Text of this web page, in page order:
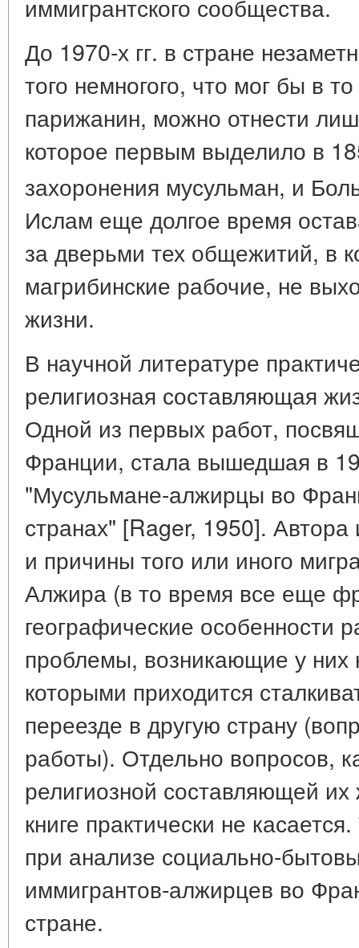
иммигрантского сообщества.
До 1970-х гг. в стране
того немногого, что мог бы в
парижанин, можно отнести
которое первым выделило в
захоронения мусульман, и
Ислам еще долгое время
за дверьми тех общежитий, в
магрибинские рабочие, не
жизни.
В научной литературе
религиозная составляющая
Одной из первых работ,
Франции, стала вышедшая в
"Мусульмане-алжирцы во
странах" [Rager, 1950].
и причины того или иного
Алжира (в то время все еще
географические особенности
проблемы, возникающие у них
которыми приходится
переезде в другую страну
работы). Отдельно вопросов,
религиозной составляющей
книге практически не
при анализе социально-
иммигрантов-алжирцев во
стране.